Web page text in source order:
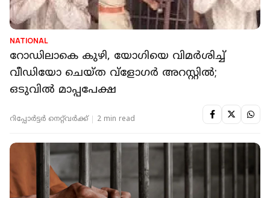
NATIONAL
റോഡിലാകെ കുഴി, യോഗിയെ വിമര്‍ശിച്ച്
വീഡിയോ ചെയ്ത വ്‌ളോഗര്‍ അറസ്റ്റില്‍;
ഒടുവില്‍ മാപ്പപേക്ഷ
റിപ്പോർട്ടർ നെറ്റ്‌വര്‍ക്ക്‌ 2 min read